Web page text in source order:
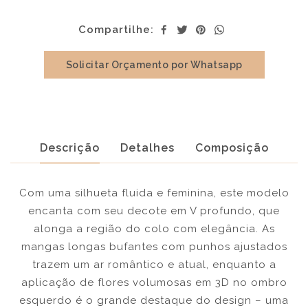
Compartilhe:
Solicitar Orçamento por Whatsapp
Descrição Detalhes Composição
Com uma silhueta fluida e feminina, este modelo
encanta com seu decote em V profundo, que
alonga a região do colo com elegância. As
mangas longas bufantes com punhos ajustados
trazem um ar romântico e atual, enquanto a
aplicação de flores volumosas em 3D no ombro
esquerdo é o grande destaque do design – uma